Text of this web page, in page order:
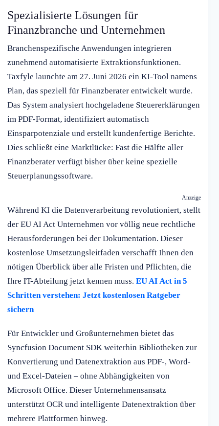
Spezialisierte Lösungen für
Finanzbranche und Unternehmen
Branchenspezifische Anwendungen integrieren
zunehmend automatisierte Extraktionsfunktionen.
Taxfyle launchte am 27. Juni 2026 ein KI-Tool namens
Plan, das speziell für Finanzberater entwickelt wurde.
Das System analysiert hochgeladene Steuererklärungen
im PDF-Format, identifiziert automatisch
Einsparpotenziale und erstellt kundenfertige Berichte.
Dies schließt eine Marktlücke: Fast die Hälfte aller
Finanzberater verfügt bisher über keine spezielle
Steuerplanungssoftware.
Anzeige
Während KI die Datenverarbeitung revolutioniert, stellt
der EU AI Act Unternehmen vor völlig neue rechtliche
Herausforderungen bei der Dokumentation. Dieser
kostenlose Umsetzungsleitfaden verschafft Ihnen den
nötigen Überblick über alle Fristen und Pflichten, die
Ihre IT-Abteilung jetzt kennen muss. EU AI Act in 5
Schritten verstehen: Jetzt kostenlosen Ratgeber
sichern
Für Entwickler und Großunternehmen bietet das
Syncfusion Document SDK weiterhin Bibliotheken zur
Konvertierung und Datenextraktion aus PDF-, Word-
und Excel-Dateien – ohne Abhängigkeiten von
Microsoft Office. Dieser Unternehmensansatz
unterstützt OCR und intelligente Datenextraktion über
mehrere Plattformen hinweg.